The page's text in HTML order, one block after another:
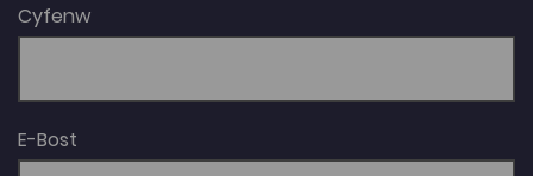
Cyfenw
E-Bost